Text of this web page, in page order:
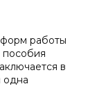
работы
пособия
в
одна